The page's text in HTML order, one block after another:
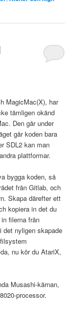
MagicMac(X), har
tämligen okänd
Den går under
går koden bara
SDL2 kan man
plattformar.
bygga koden, så
från Gitlab, och
Skapa därefter ett
kopiera in det du
filerna från
det nyligen skapade
nu kör du AtariX,
Musashi-kärnan,
processor.